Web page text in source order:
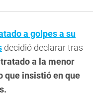
a golpes a su
decidió declarar tras
a la menor
que insistió en que